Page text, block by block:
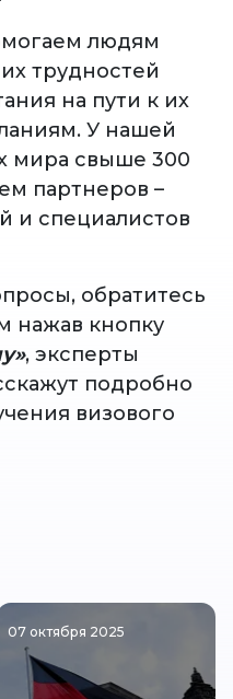
людям
трудностей
на пути к их
У нашей
мира свыше 300
партнеров –
и специалистов
обратитесь
нажав кнопку
, эксперты
подробно
визового
07 октября 2025